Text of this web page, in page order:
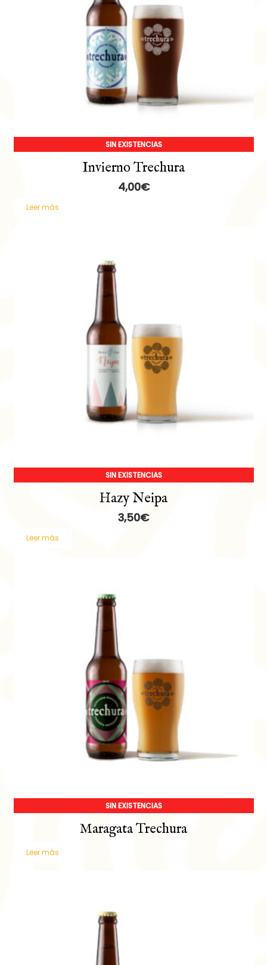
SIN EXISTENCIAS
Invierno Trechura
4,00€
Leer más
SIN EXISTENCIAS
Hazy Neipa
3,50€
Leer más
SIN EXISTENCIAS
Maragata Trechura
Leer más